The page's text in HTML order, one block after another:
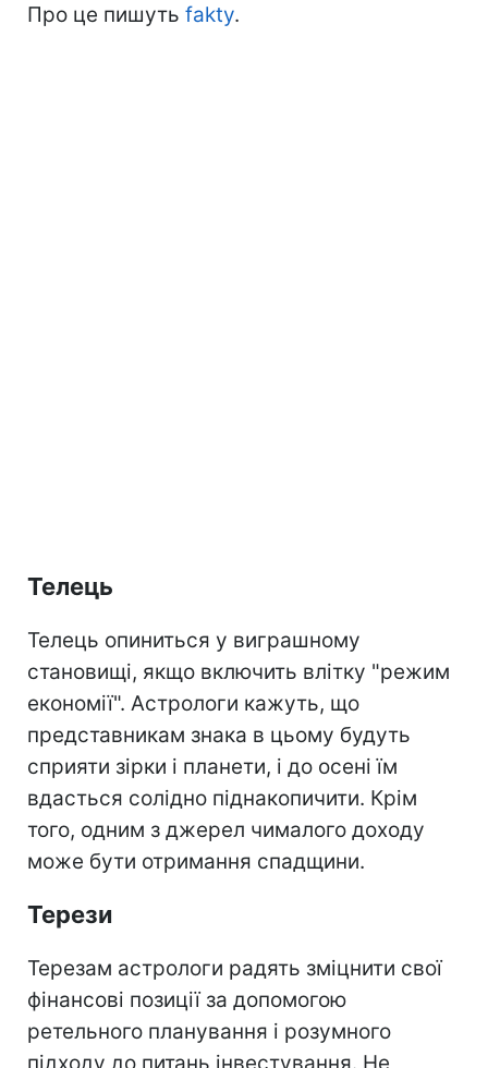
Про це пишуть fakty.
Телець
Телець опиниться у виграшному
становищі, якщо включить влітку "режим
економії". Астрологи кажуть, що
представникам знака в цьому будуть
сприяти зірки і планети, і до осені їм
вдасться солідно піднакопичити. Крім
того, одним з джерел чималого доходу
може бути отримання спадщини.
Терези
Терезам астрологи радять зміцнити свої
фінансові позиції за допомогою
ретельного планування і розумного
підходу до питань інвестування. Не